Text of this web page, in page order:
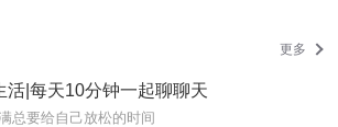
更多
活|每天10分钟一起聊聊天
总要给自己放松的时间